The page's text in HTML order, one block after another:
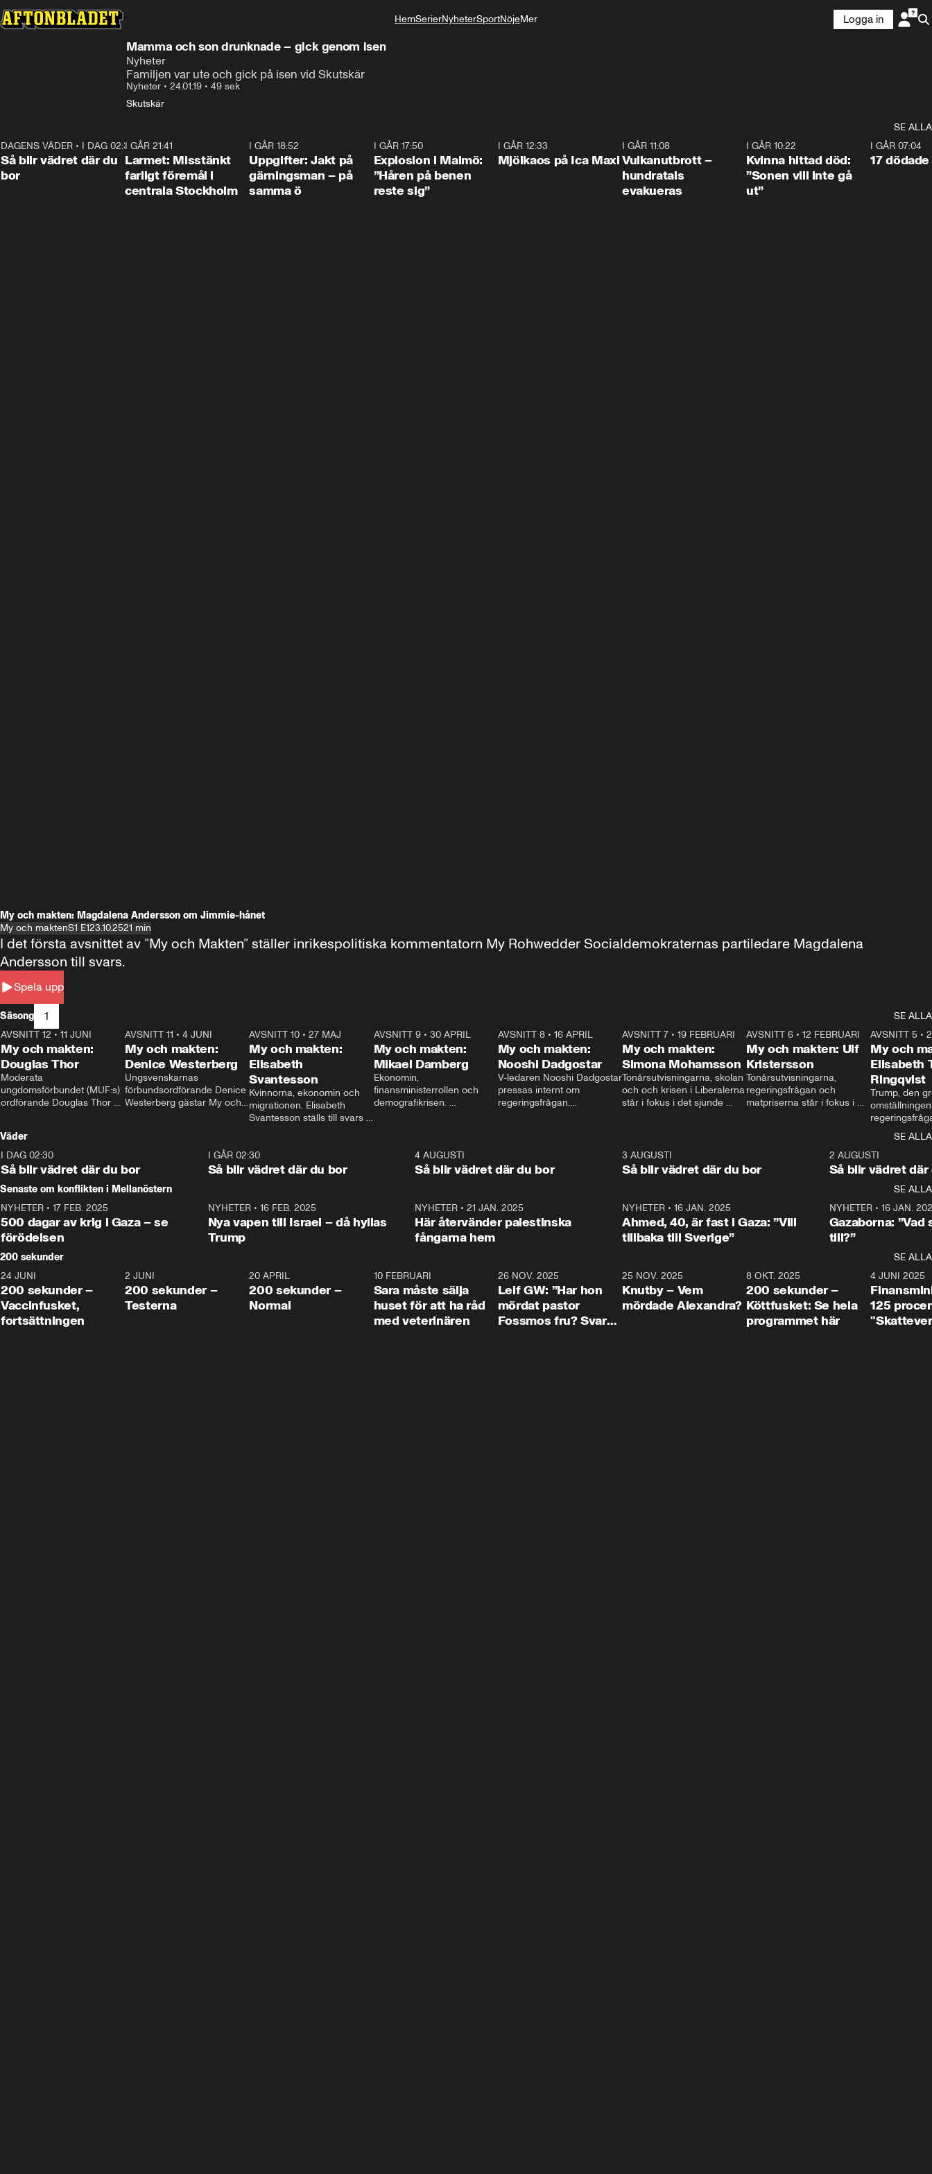
HemSerierNyheterSportNöjeMer
Logga in
Mamma och son drunknade – gick genom isen
Nyheter
Familjen var ute och gick på isen vid Skutskär
Nyheter • 24.01.19 • 49 sek
Skutskär
SE ALLA
1:06
DAGENS VÄDER • I DAG 02:30
Så blir vädret där du
bor
I GÅR 21:41
Larmet: Misstänkt
farligt föremål i
centrala Stockholm
I GÅR 18:52
Uppgifter: Jakt på
gärningsman – på
samma ö
I GÅR 17:50
Explosion i Malmö:
”Håren på benen
reste sig”
I GÅR 12:33
Mjölkaos på Ica Maxi
I GÅR 11:08
Vulkanutbrott –
hundratals
evakueras
I GÅR 10:22
Kvinna hittad död:
”Sonen vill inte gå
ut”
I GÅR 07:04
17
My och makten: Magdalena Andersson om Jimmie-hånet
My och maktenS1 E123.10.2521 min
Spela upp
I det första avsnittet av ”My och Makten” ställer inrikespolitiska kommentatorn My Rohwedder Socialdemokraternas partiledare Magdalena
Andersson till svars.
Säsong 1
SE ALLA
26:27
AVSNITT 12 • 11 JUNI
My och makten:
Douglas Thor
Moderata
ungdomsförbundet (MUF:s)
ordförande Douglas Thor
tonårsutvisningarna och hur
Moderaterna ska locka
väljare till valet i höst.
23:40
AVSNITT 11 •4 JUNI
My och makten:
Denice Westerberg
Ungsvenskarnas
förbundsordförande Denice
Westerberg gästar My och
AVSNITT 10 •27 MAJ
My och makten:
Elisabeth
Svantesson
Kvinnorna, ekonomin och
migrationen. Elisabeth
Svantesson ställs till svars
AVSNITT 9• 30 APRIL
My och makten:
Mikael Damberg
Ekonomin,
finansministerrollen och
demografikrisen.
och Makten.
AVSNITT 8• 16 APRIL
My och makten:
Nooshi Dadgostar
V-ledaren Nooshi Dadgostar
pressas internt om
regeringsfrågan.
– Vi ställer upp i val. Ska vi
vara med så sitter vi förstås
24:30
AVSNITT 7• 19 FEBRUARI
My och makten:
Simona Mohamsson
Tonårsutvisningarna, skolan
och och krisen i Liberalerna
står i fokus i det sjunde
kommentator My
Rohwedder ställer
utbildnings- och
Mohamsson till svars.
27:30
AVSNITT 6 •12 FEBRUARI
My och makten: Ulf
Kristersson
Tonårsutvisningarna,
regeringsfrågan och
matpriserna står i fokus i
Rohwedder ställer
statsminister Ulf Kristersson
AVSNITT 5 •
My och
Elisabeth
Ringqvist
Trump, den
centrum i
avsnittet av
Makten”. Se
Aftonbladets
Rohwedder
Thand Ring
Väder
SE ALLA
I DAG 02:30
Så blir vädret där du bor
1:06
I GÅR 02:30
Så blir vädret där du bor
4 AUGUSTI
Så blir vädret där du bor
3 AUGUSTI
Så blir vädret där du bor
2 AUGUSTI
Så blir vädret där
Senaste om konflikten i Mellanöstern
SE ALLA
NYHETER • 17 FEB. 2025
500 dagar av krig i Gaza – se
förödelsen
NYHETER• 16 FEB. 2025
Nya vapen till Israel – då hyllas
Trump
NYHETER •21 JAN. 2025
Här återvänder palestinska
fångarna hem
NYHETER• 16 JAN. 2025
Ahmed, 40, är fast i Gaza: ”Vill
tillbaka till Sverige”
NYHETER• 16 JAN.
Gazaborna:
till?”
200 sekunder
SE ALLA
5:00
24 JUNI
200 sekunder –
Vaccinfusket,
fortsättningen
4:23
2 JUNI
200 sekunder –
Testerna
20 APRIL
200 sekunder –
Normal
10 FEBRUARI
Sara måste sälja
huset för att ha råd
med veterinären
26 NOV. 2025
Leif GW: ”Har hon
mördat pastor
Fossmos fru? Svar
31:05
25 NOV. 2025
Knutby – Vem
mördade Alexandra?
4:29
8 OKT. 2025
200 sekunder –
Köttfusket: Se hela
programmet här
4 JUNI 2025
125